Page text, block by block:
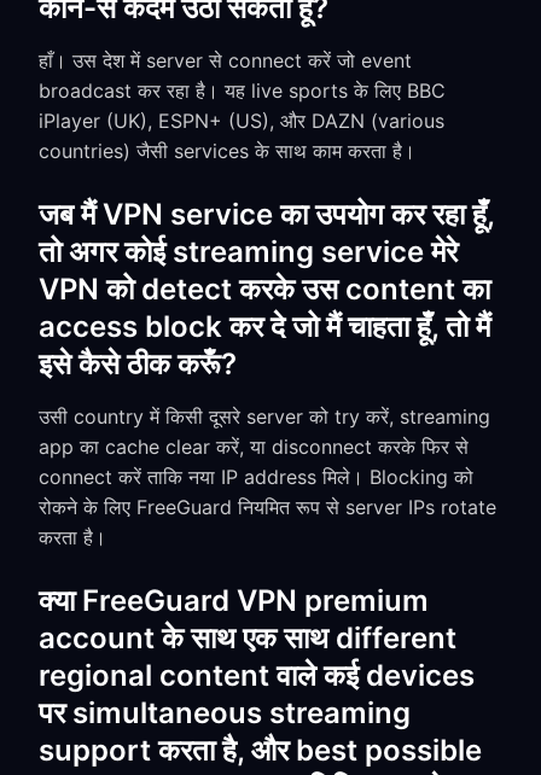
कौन-से कदम उठा सकता हूँ?
हाँ। उस देश में server से connect करें जो event
broadcast कर रहा है। यह live sports के लिए BBC
iPlayer (UK), ESPN+ (US), और DAZN (various
countries) जैसी services के साथ काम करता है।
जब मैं VPN service का उपयोग कर रहा हूँ,
तो अगर कोई streaming service मेरे
VPN को detect करके उस content का
access block कर दे जो मैं चाहता हूँ, तो मैं
इसे कैसे ठीक करूँ?
उसी country में किसी दूसरे server को try करें, streaming
app का cache clear करें, या disconnect करके फिर से
connect करें ताकि नया IP address मिले। Blocking को
रोकने के लिए FreeGuard नियमित रूप से server IPs rotate
करता है।
क्या FreeGuard VPN premium
account के साथ एक साथ different
regional content वाले कई devices
पर simultaneous streaming
support करता है, और best possible